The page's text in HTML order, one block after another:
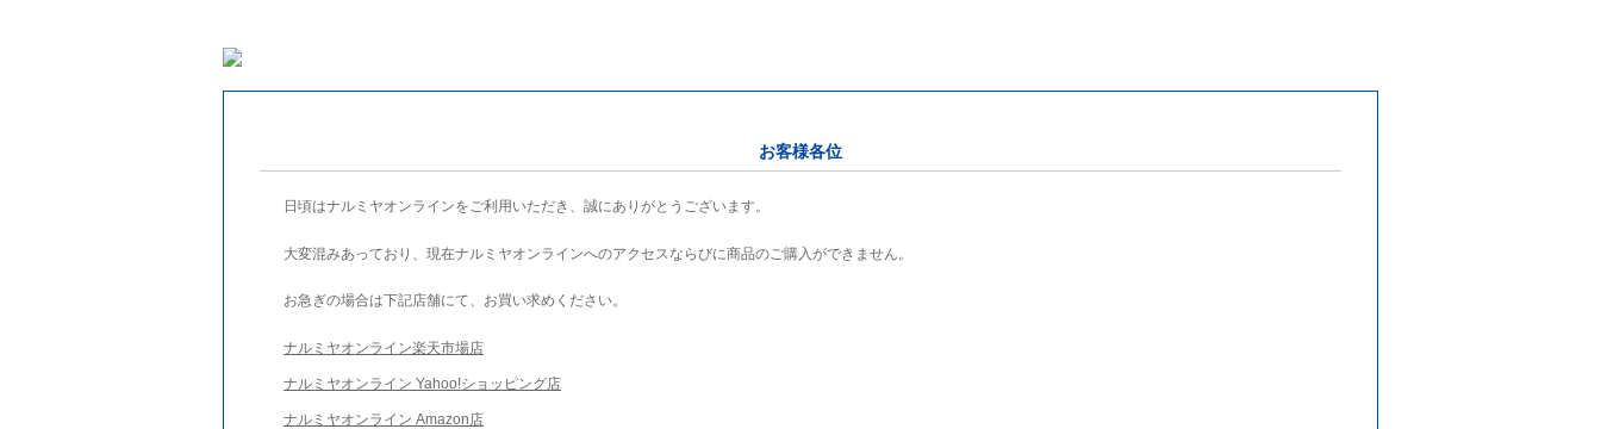
お客様各位
日頃はナルミヤオンラインをご利用いただき、誠にありがとうございます。
大変混みあっており、現在ナルミヤオンラインへのアクセスならびに商品のご購入ができません。
お急ぎの場合は下記店舗にて、お買い求めください。
ナルミヤオンライン楽天市場店
ナルミヤオンライン Yahoo!ショッピング店
ナルミヤオンライン Amazon店